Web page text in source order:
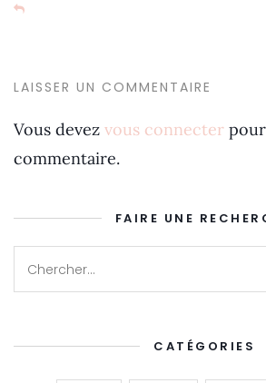
LAISSER UN COMMENTAIRE
Vous devez vous connecter
commentaire.
FAIRE UNE
CATÉGORIES